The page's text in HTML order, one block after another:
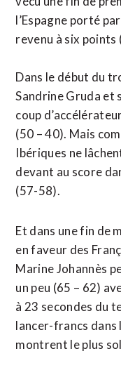
l’Espagne porté
revenu à six points
Dans le début du
Sandrine Gruda et
coup
(50 – 40). Mais
Ibériques ne
devant au score
(57-58).
Et dans une fin de
en faveur des
Marine Johannès
un peu (65 – 62)
à 23 secondes du
lancer-francs dans
montrent le plus